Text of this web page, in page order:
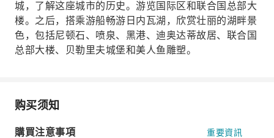
城，了解这座城市的历史。游览国际区和联合国总部大
楼。之后，搭乘游船畅游日内瓦湖，欣赏壮丽的湖畔景
色，包括尼顿石、喷泉、黑港、迪奥达蒂故居、联合国
总部大楼、贝勒里夫城堡和美人鱼雕塑。
购买须知
購買注意事項 重要資訊